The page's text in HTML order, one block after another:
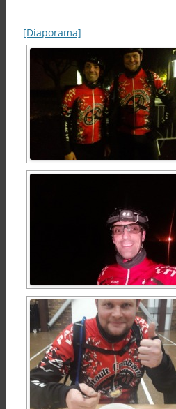
[Diaporama]